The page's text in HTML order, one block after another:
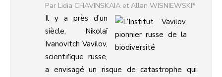
Lidia CHAVINSKAIA et Allan WISNIEWSKI*
Il y a près d’un
siècle, Nikolaï
Ivanovitch Vavilov,
scientifique russe,
a envisagé un risque de catastrophe qui